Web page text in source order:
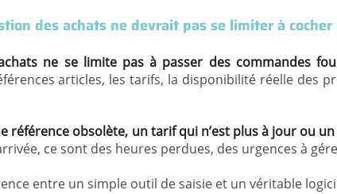
des achats ne devrait pas se limiter à
ne se limite pas à passer des commandes
articles, les tarifs, la disponibilité réelle des
référence obsolète, un tarif qui n’est plus à jour ou
ce sont des heures perdues, des urgences à
entre un simple outil de saisie et un véritable